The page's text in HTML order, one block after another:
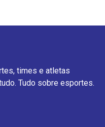
times e atletas
Tudo sobre esportes.